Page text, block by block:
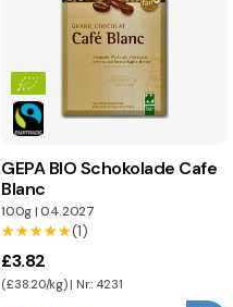
GEPA BIO Schokolade Cafe
Blanc
100g|04.2027
★★★★★
★★★★★(1)
£3.82
(£38.20/kg) | Nr.: 4231